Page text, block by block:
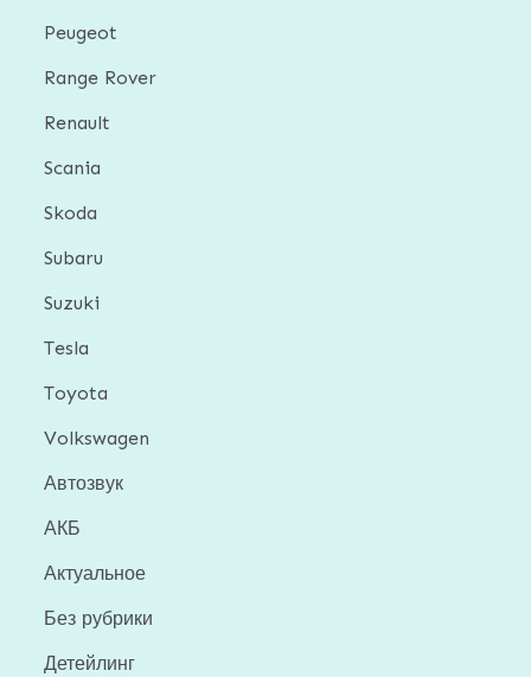
Peugeot
Range Rover
Renault
Scania
Skoda
Subaru
Suzuki
Tesla
Toyota
Volkswagen
Автозвук
АКБ
Актуальное
Без рубрики
Детейлинг